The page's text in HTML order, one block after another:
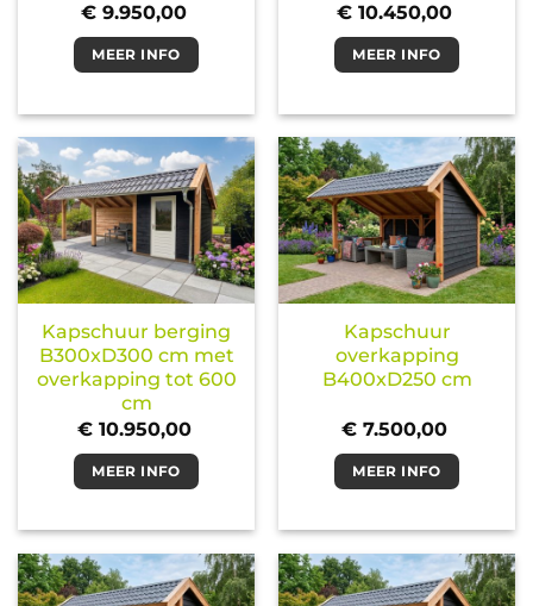
€ 9.950,00
MEER INFO
€ 10.450,00
MEER INFO
Kapschuur berging
B300xD300 cm met
overkapping tot 600
cm
€10.950,00
MEER INFO
Kapschuur
overkapping
B400xD250 cm
€ 7.500,00
MEER INFO